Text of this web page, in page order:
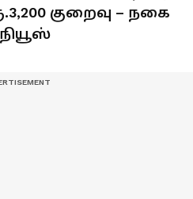
குறைவு – நகை